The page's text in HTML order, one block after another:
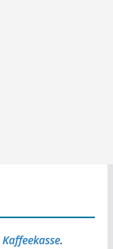
Kaffeekasse.